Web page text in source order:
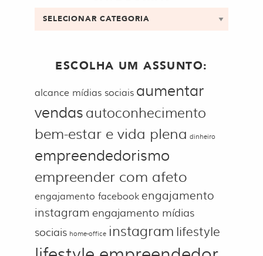
Categorias
ESCOLHA UM ASSUNTO:
alcance mídias sociais aumentar
vendasautoconhecimento
bem-estar e vida plena dinheiro
empreendedorismo
empreender com afeto
engajamento facebook engajamento
instagram engajamento mídias
sociais home-office instagram lifestyle